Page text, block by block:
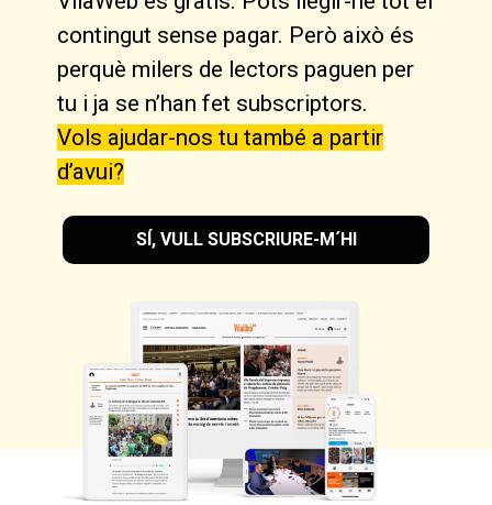
contingut sense pagar. Però això és
perquè milers de lectors paguen per
tu i ja se n’han fet subscriptors.
Vols ajudar-nos tu també a partir
d’avui?
SÍ, VULL SUBSCRIURE-M´HI